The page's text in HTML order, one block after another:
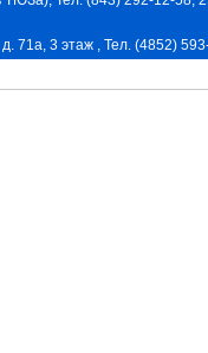
71a, 3 этаж , Тел. (4852)